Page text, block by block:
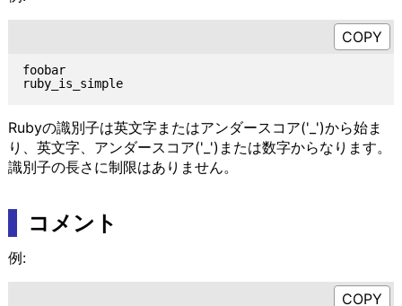
foobar
ruby_is_simple
Rubyの識別子は英文字またはアンダースコア('_')から始ま
り、英文字、アンダースコア('_')または数字からなります。
識別子の長さに制限はありません。
コメント
例: